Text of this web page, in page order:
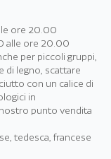
ore 20.00
alle ore 20.00
per piccoli gruppi,
di legno, scattare
con un calice di
in
punto vendita
tedesca, francese